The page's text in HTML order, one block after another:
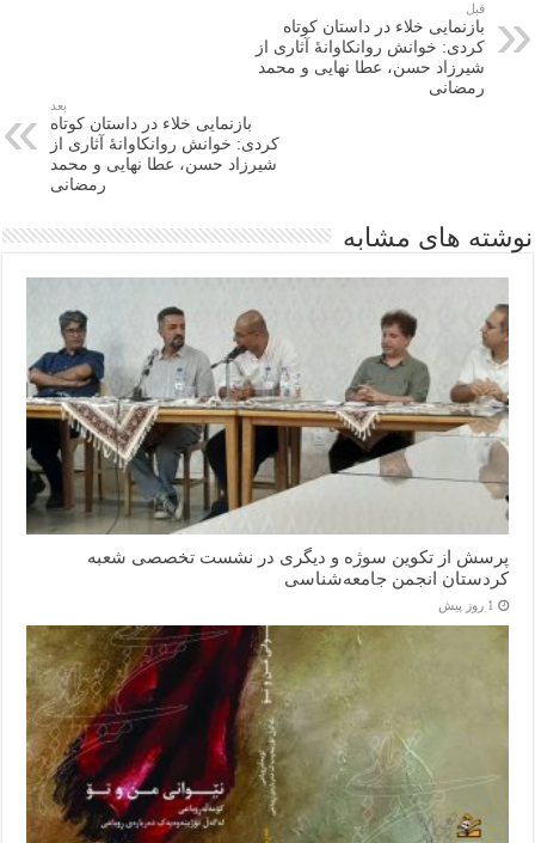
قبل
بازنمایی خلاء در داستان کوتاه
کردی: خوانش روانکاوانۀ آثاری از
شیرزاد حسن، عطا نهایی و محمد
رمضانی
بعد
بازنمایی خلاء در داستان کوتاه
کردی: خوانش روانکاوانۀ آثاری از
شیرزاد حسن، عطا نهایی و محمد
رمضانی
نوشته های مشابه
پرسش از تکوین سوژه و دیگری در نشست تخصصی شعبه
کردستان انجمن جامعه‌شناسی
1 روز پیش